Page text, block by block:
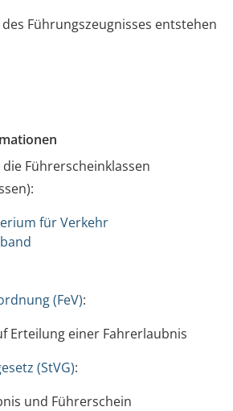
Führungszeugnisses entstehen
Führerscheinklassen
für Verkehr
(FeV):
Erteilung einer Fahrerlaubnis
(StVG):
und Führerschein